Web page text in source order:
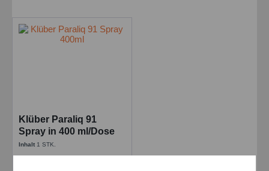
Klüber Paraliq 91
Spray in 400 ml/Dose
Synthetisches
Schmieröl
Inhalt 1 STK.